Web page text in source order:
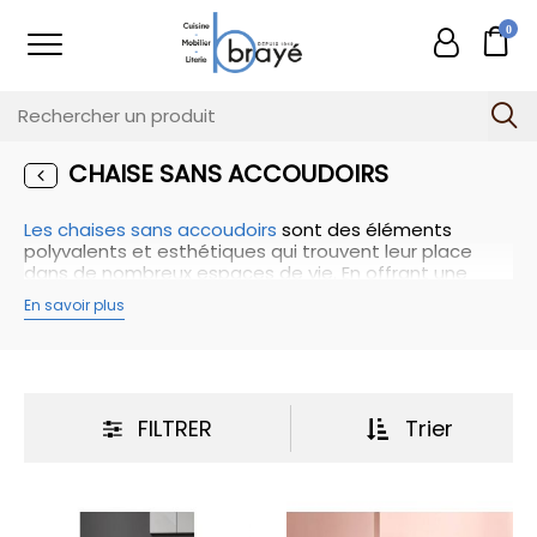
0
CHAISE SANS ACCOUDOIRS
Les chaises sans accoudoirs sont des éléments
polyvalents et esthétiques qui trouvent leur place
dans de nombreux espaces de vie. En offrant une
liberté de mouvement et une facilité d'utilisation, ces
chaises sont souvent privilégiées pour leur aspect
aspect minimaliste et épuré. Elles peuvent créer une
atmosphère légère et aérée dans une pièce, en
permettant une circulation fluide autour de la table à
polyvalentes et faciles à assortir à d'autres meubles
et décorations.
En savoir plus
FILTRER Trier